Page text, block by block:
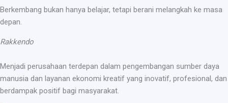
Berkembang bukan hanya belajar, tetapi berani melangkah ke masa
depan.
Rakkendo
Menjadi perusahaan terdepan dalam pengembangan sumber daya
manusia dan layanan ekonomi kreatif yang inovatif, profesional, dan
berdampak positif bagi masyarakat.